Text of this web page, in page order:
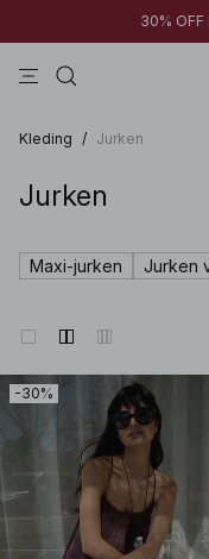
30% OFF
Kleding / Jurken
Jurken
Maxi-jurken Jurken
-30%